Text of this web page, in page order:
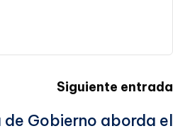
Siguiente entrada
de Gobierno aborda el